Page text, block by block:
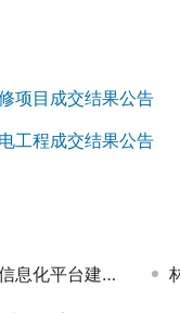
项目成交结果公告
工程成交结果公告
项目-成交公告